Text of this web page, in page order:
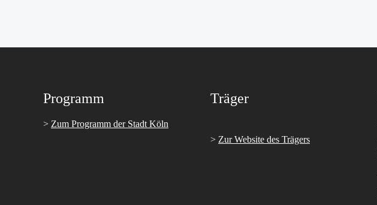
Programm
> Zum Programm der Stadt Köln
Träger
> Zur Website des Trägers